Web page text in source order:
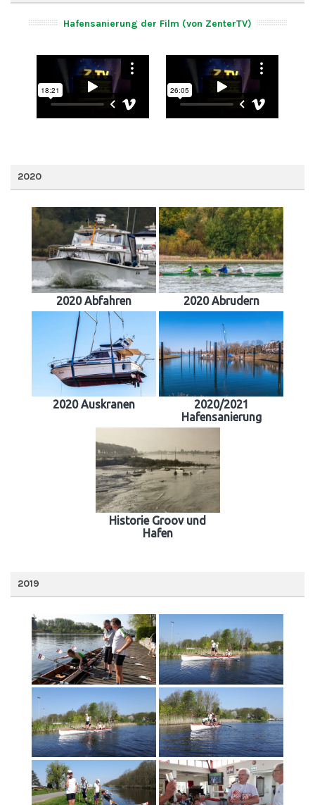
Hafensanierung der Film (von ZenterTV)
2020
2020 Abfahren 2020 Abrudern
2020 Auskranen
2020/2021
Hafensanierung
Historie Groov und
Hafen
2019